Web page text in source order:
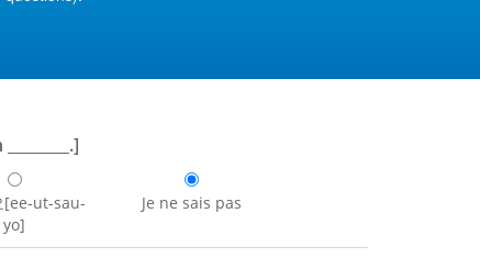
[ee-ut-sau-
yo]
Je ne sais pas